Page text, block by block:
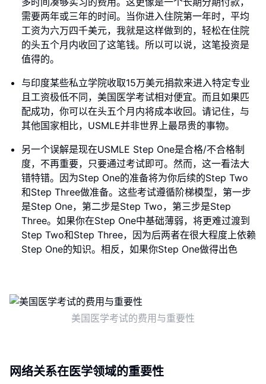
需要两年或三年的时间。当你进入住院第一年时，平均
工资为六万四千美元，我就是这样做到的，轻松在住院
的头五个月内收回了这笔钱。所以可以说，这笔投资是
值得的。
与印度某些私立学院收取15万美元捐款来进入特定专业
且工资极低不同，美国医学考试相对便宜。而且如果匹
配成功，你可以在头五个月内将成本收回。请记住，与
其他国家相比，USMLE并非世界上最昂贵的事物。
另一个误解是现在USMLE Step One是合格/不合格制
度，不再重要，只要通过考试即可。然而，这一看法大
错特错。因为Step One的准备将为你后续的Step Two
和Step Three做准备。这些考试遵循阶梯模型，第一步
是Step One，第二步是Step Two，第三步是Step
Three。如果你在Step One中基础薄弱，将更难过渡到
Step Two和Step Three，因为后两者在很大程度上依赖
Step One的知识。相反，如果你Step One做得出色
美国医学考试的费用与重要性
网络关系在医学领域的重要性